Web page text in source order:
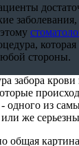
стороны.
забора
из
же
общая